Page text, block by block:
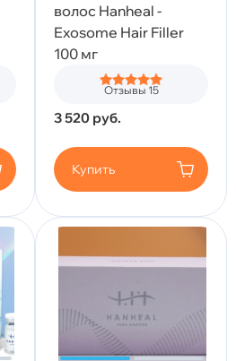
волос Hanheal -
Exosome Hair Filler
100 мг
Отзывы 15
3 520 руб.
Купить